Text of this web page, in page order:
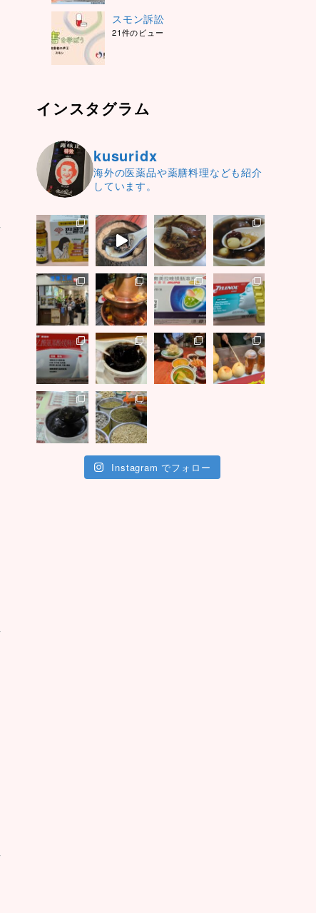
スモン訴訟
21件のビュー
インスタグラム
kusuridx
海外の医薬品や薬膳料理なども紹介
しています。
Instagram でフォロー